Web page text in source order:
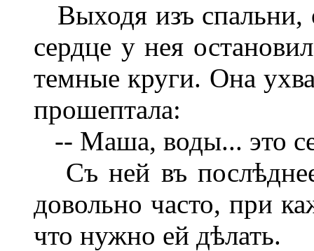
Выходя изъ спальни,
сердце у нея
темные круги. Она
прошептала:
-- Маша, воды... это
Съ ней въ
довольно часто, при
что нужно ей дѣлать.